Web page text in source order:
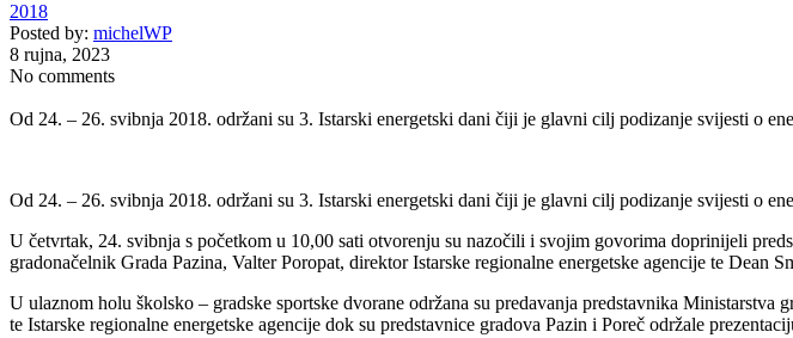
2018
Posted by: michelWP
8 rujna, 2023
No comments
Od 24. – 26. svibnja 2018. održani su 3. Istarski energetski dani čiji je glavni cilj podizanje svijesti o
Od 24. – 26. svibnja 2018. održani su 3. Istarski energetski dani čiji je glavni cilj podizanje svijesti o
U četvrtak, 24. svibnja s početkom u 10,00 sati otvorenju su nazočili i svojim govorima doprinijeli
gradonačelnik Grada Pazina, Valter Poropat, direktor Istarske regionalne energetske agencije te Dean
U ulaznom holu školsko – gradske sportske dvorane održana su predavanja predstavnika
te Istarske regionalne energetske agencije dok su predstavnice gradova Pazin i Poreč održale